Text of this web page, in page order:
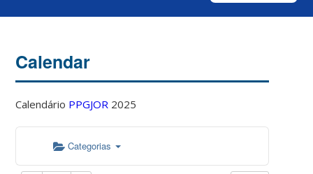
Calendar
Calendário PPGJOR 2025
Categorias
04:00
05:00